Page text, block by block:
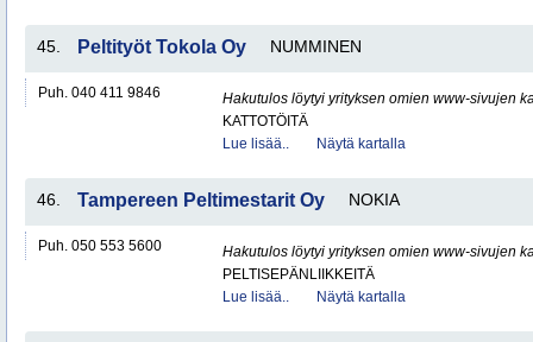
45. Peltityöt Tokola Oy NUMMINEN
Puh. 040 411 9846
Hakutulos löytyi yrityksen omien www-sivujen
KATTOTÖITÄ
Lue lisää..
Näytä kartalla
46. Tampereen Peltimestarit Oy NOKIA
Puh. 050 553 5600
Hakutulos löytyi yrityksen omien www-sivujen
PELTISEPÄNLIIKKEITÄ
Lue lisää..
Näytä kartalla